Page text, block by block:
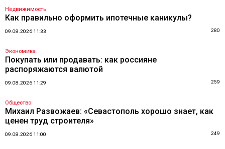
Недвижимость
Как правильно оформить ипотечные каникулы?
09.08.2026 11:33 280
Экономика
Покупать или продавать: как россияне
распоряжаются валютой
09.08.2026 11:29 259
Общество
Михаил Развожаев: «Севастополь хорошо знает, как
ценен труд строителя»
09.08.2026 11:00 249